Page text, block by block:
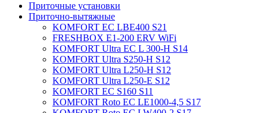
Приточные установки
Приточно-вытяжные
KOMFORT EC LBE400 S21
FRESHBOX E1-200 ERV WiFi
KOMFORT Ultra EC L 300-H S14
KOMFORT Ultra S250-H S12
KOMFORT Ultra L250-H S12
KOMFORT Ultra L250-E S12
KOMFORT EC S160 S11
KOMFORT Roto EC LE1000-4,5 S17